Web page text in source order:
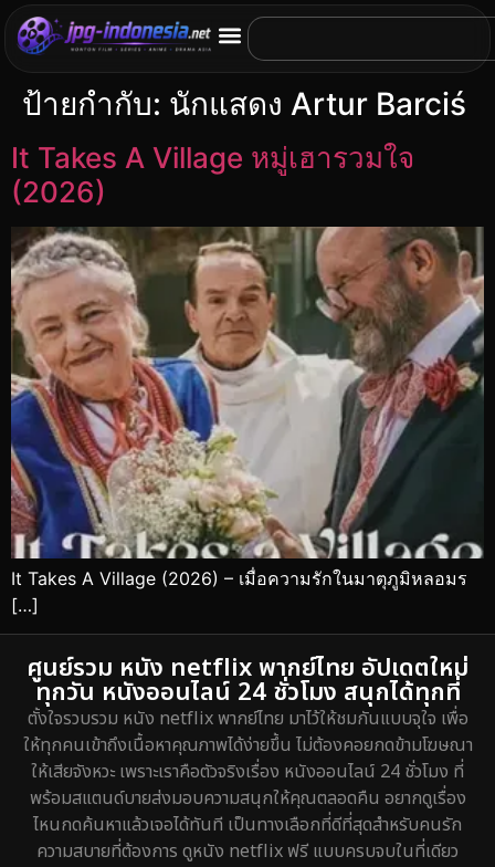
ป้ายกำกับ: นักแสดง Artur Barciś
It Takes A Village หมู่เฮารวมใจ
(2026)
It Takes A Village (2026) – เมื่อความรักในมาตุภูมิหลอมร
[…]
ศูนย์รวม หนัง netflix พากย์ไทย อัปเดตใหม่
ทุกวัน หนังออนไลน์ 24 ชั่วโมง สนุกได้ทุกที่
ตั้งใจรวบรวม หนัง netflix พากย์ไทย มาไว้ให้ชมกันแบบจุใจ เพื่อ
ให้ทุกคนเข้าถึงเนื้อหาคุณภาพได้ง่ายขึ้น ไม่ต้องคอยกดข้ามโฆษณา
ให้เสียจังหวะ เพราะเราคือตัวจริงเรื่อง หนังออนไลน์ 24 ชั่วโมง ที่
พร้อมสแตนด์บายส่งมอบความสนุกให้คุณตลอดคืน อยากดูเรื่อง
ไหนกดค้นหาแล้วเจอได้ทันที เป็นทางเลือกที่ดีที่สุดสำหรับคนรัก
ความสบายที่ต้องการ ดูหนัง netflix ฟรี แบบครบจบในที่เดียว